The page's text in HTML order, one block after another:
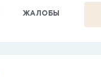
ЖАЛОБЫ